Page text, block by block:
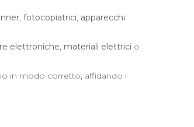
, fotocopiatrici, apparecchi
elettroniche, materiali elettrici o
in modo corretto, affidando i